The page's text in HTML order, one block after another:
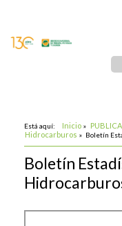
Está aquí: Inicio »
Hidrocarburos » Boletín
Boletín